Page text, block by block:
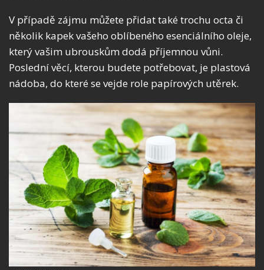
V případě zájmu můžete přidat také trochu octa či
několik kapek vašeho oblíbeného esenciálního oleje,
který vašim ubrouskům dodá příjemnou vůni.
Poslední věcí, kterou budete potřebovat, je plastová
nádoba, do které se vejde role papírových utěrek.